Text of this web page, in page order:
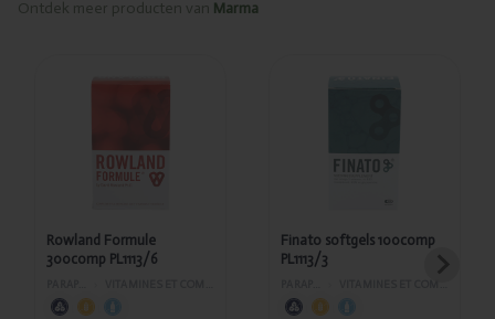
Ontdek meer producten van Marma
Ajouté
PL1113/6
Rowland Formule
300comp PL1113/6
Finato softgels 100comp
PL1113/3